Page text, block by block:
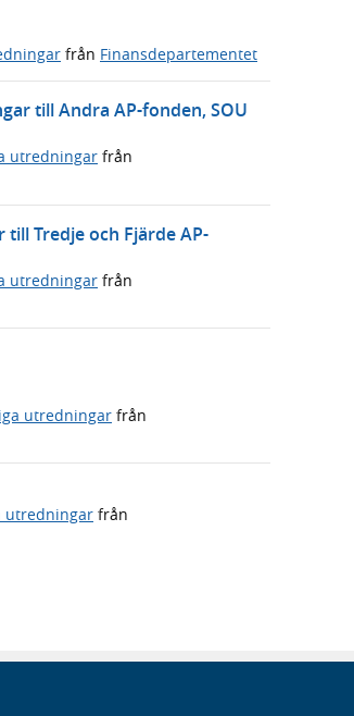
från Finansdepartementet
till Andra AP-fonden, SOU
utredningar från
Tredje och Fjärde AP-
utredningar från
utredningar från
utredningar från